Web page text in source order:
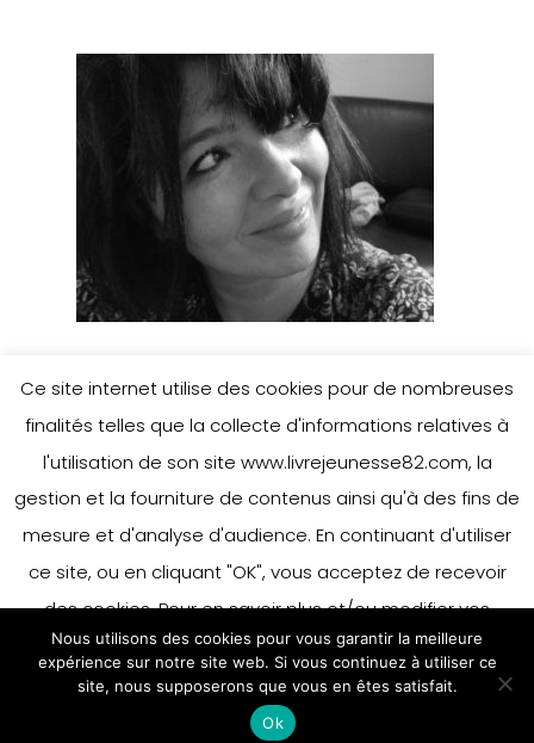
Ce site internet utilise des cookies pour de nombreuses
finalités telles que la collecte d'informations relatives à
l'utilisation de son site www.livrejeunesse82.com, la
gestion et la fourniture de contenus ainsi qu'à des fins de
mesure et d'analyse d'audience. En continuant d'utiliser
ce site, ou en cliquant "OK", vous acceptez de recevoir
des cookies. Pour en savoir plus et/ou modifier vos
préférences en matière de cookies, merci de vous référer
à notre politique sur les cookies.
Accepter
En savoir plus
Nous utilisons des cookies pour vous garantir la meilleure
expérience sur notre site web. Si vous continuez à utiliser ce
site, nous supposerons que vous en êtes satisfait.
Ok